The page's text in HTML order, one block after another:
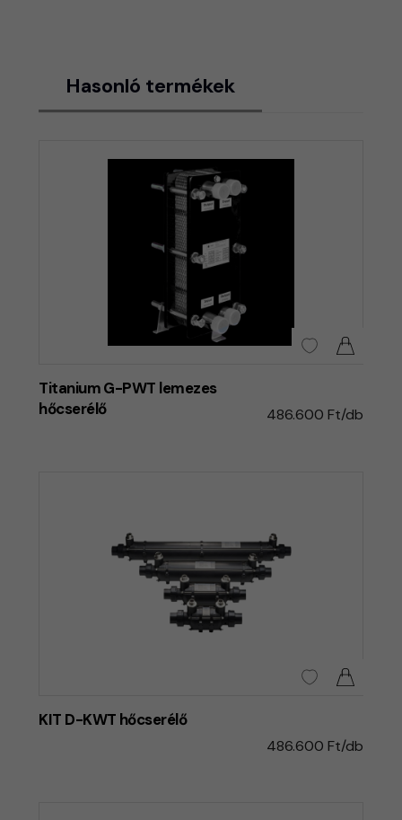
Hasonló termékek
Titanium G-PWT lemezes
hőcserélő
486.600 Ft/db
KIT D-KWT hőcserélő
486.600 Ft/db